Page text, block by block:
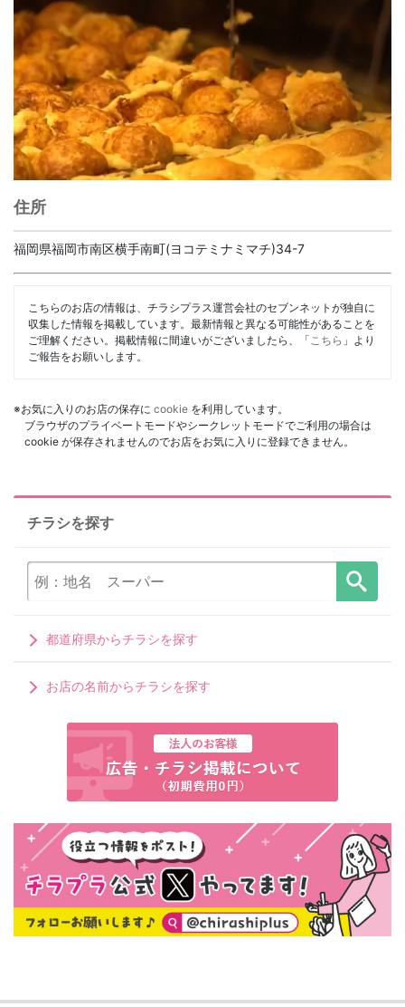
住所
福岡県福岡市南区横手南町(ヨコテミナミマチ)34-7
こちらのお店の情報は、チラシプラス運営会社のセブンネットが独自に
収集した情報を掲載しています。最新情報と異なる可能性があることを
ご理解ください。掲載情報に間違いがございましたら、「 こちら 」より
ご報告をお願いします。
※お気に入りのお店の保存に cookie を利用しています。
ブラウザのプライベートモードやシークレットモードでご利用の場合は
cookie が保存されませんのでお店をお気に入りに登録できません。
チラシを探す
都道府県からチラシを探す
お店の名前からチラシを探す